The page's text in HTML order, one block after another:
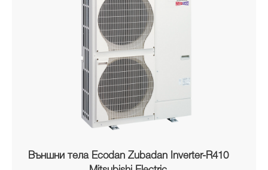
Външни тела Ecodan Zubadan Inverter-R410